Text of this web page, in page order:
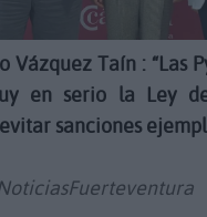
Vázquez Taín : “Las
en serio la Ley
sanciones